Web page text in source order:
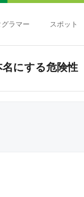
ラマー スポット
にする危険性